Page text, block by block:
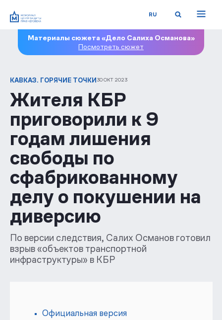
RU
Материалы сюжета «Дело Салиха Османова»
Посмотреть сюжет
КАВКАЗ. ГОРЯЧИЕ ТОЧКИ 30 ОКТ 2023
Жителя КБР
приговорили к 9
годам лишения
свободы по
сфабрикованному
делу о покушении на
диверсию
По версии следствия, Салих Османов готовил
взрыв «объектов транспортной
инфраструктуры» в КБР
Официальная версия